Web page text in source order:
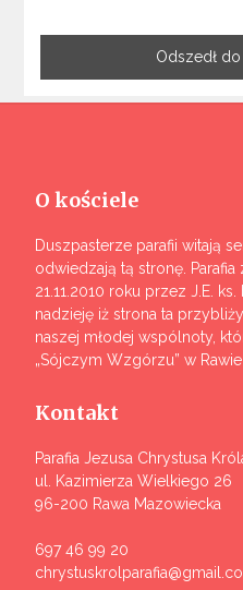
Odszedł
O kościele
Duszpasterze parafii witają
odwiedzają tą stronę.
21.11.2010 roku przez J.E.
nadzieję iż strona ta
naszej młodej wspólnoty,
„Sójczym Wzgórzu” w
Kontakt
Parafia Jezusa Chrystusa
ul. Kazimierza Wielkiego 26
96-200 Rawa Mazowiecka
697 46 99 20